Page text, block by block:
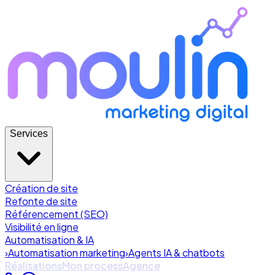
Services
Création de site
Refonte de site
Référencement (SEO)
Visibilité en ligne
Automatisation & IA
›Automatisation marketing›Agents IA & chatbots
RéalisationsMon processAgence